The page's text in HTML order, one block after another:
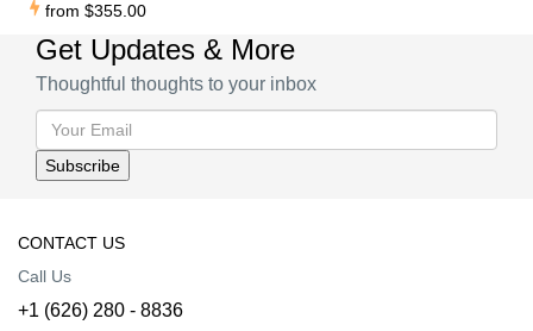
from $355.00
Get Updates & More
Thoughtful thoughts to your inbox
CONTACT US
Call Us
+1 (626) 280 - 8836